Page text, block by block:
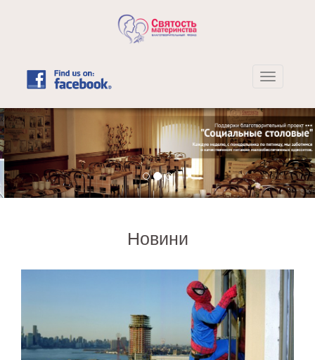
Новини